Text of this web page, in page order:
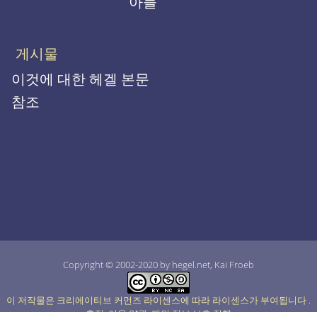
게시물
이것에 대한 헤겔 본문
참조
Copyright © 2002-2020 by hegel.net, Kai Froeb
이 저작물은 크리에이티브 커먼즈 라이센스에 따라 라이센스가 부여됩니다 .